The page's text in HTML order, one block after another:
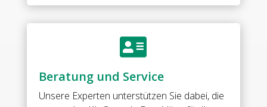

Beratung und Service
Unsere Experten unterstützen Sie dabei, die